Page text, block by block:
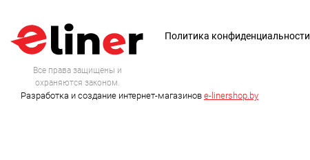
Все права защищены и
охраняются законом.
Политика конфиденциальности
Разработка и создание интернет-магазинов e-linershop.by